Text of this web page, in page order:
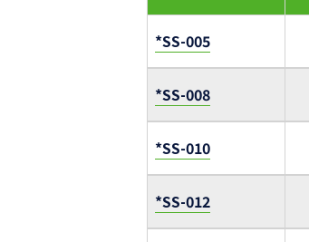
*SS-005
*SS-008
*SS-010
*SS-012